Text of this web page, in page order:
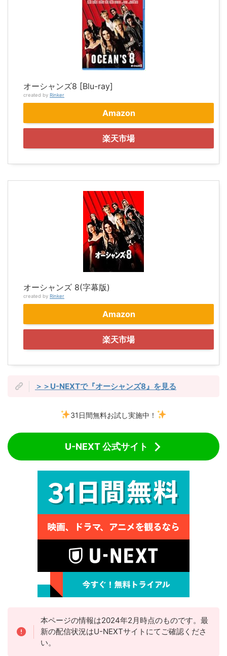
オーシャンズ8 [Blu-ray]
created by Rinker
Amazon
楽天市場
オーシャンズ 8(字幕版)
created by Rinker
Amazon
楽天市場
＞＞U-NEXTで『オーシャンズ8』を見る
31日間無料お試し実施中！
U-NEXT 公式サイト
本ページの情報は2024年2月時点のものです。最
新の配信状況はU-NEXTサイトにてご確認くださ
い。